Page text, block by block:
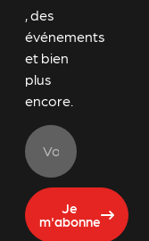
, des
événements
et bien
plus
encore.
Je
m'abonne